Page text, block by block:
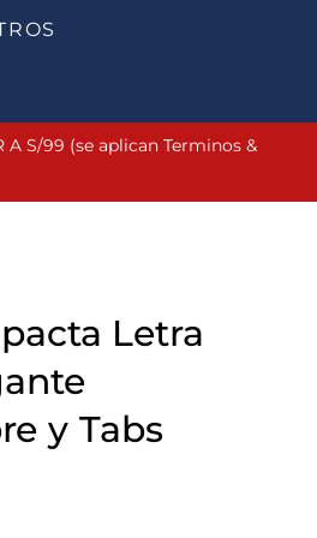
A S/99 (se aplican Terminos &
Letra
y Tabs